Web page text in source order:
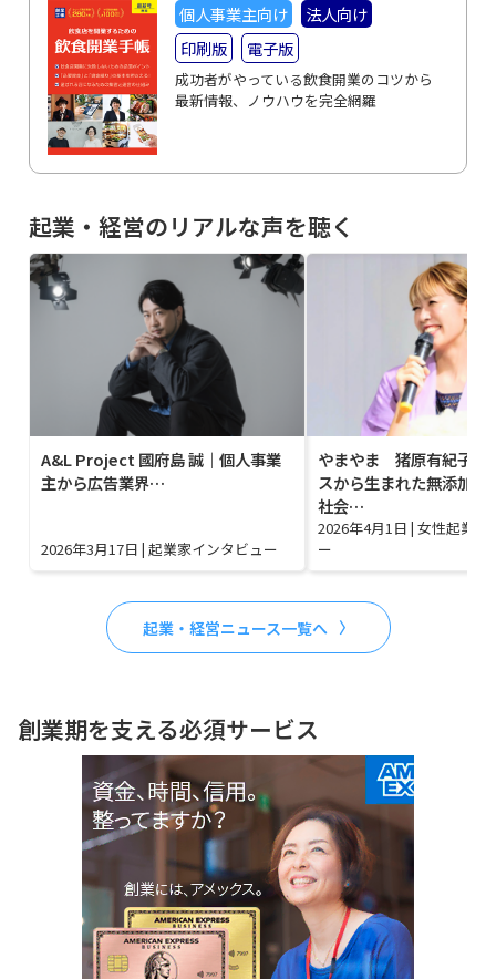
個人事業主向け
法人向け
印刷版
電子版
成功者がやっている飲食開業のコツから
最新情報、ノウハウを完全網羅
起業・経営のリアルな声を聴く
A&L Project 國府島 誠｜個人事業
主から広告業界…
2026年3月17日 | 起業家インタビュー
やまやま 猪原有紀子｜
スから生まれた無添加グ
社会…
2026年4月1日 | 女性起業家
ー
起業・経営ニュース一覧へ
創業期を支える必須サービス